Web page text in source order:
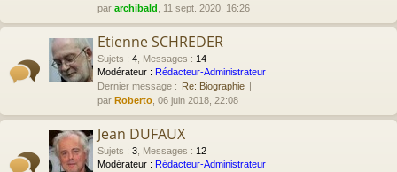
par archibald , 11 sept. 2020, 16:26
Etienne SCHREDER
Sujets : 4 Messages : 14
Modérateur : Rédacteur-Administrateur
Dernier message : Re: Biographie
par Roberto , 06 juin 2018, 22:08
Jean DUFAUX
Sujets : 3 Messages : 12
Modérateur : Rédacteur-Administrateur